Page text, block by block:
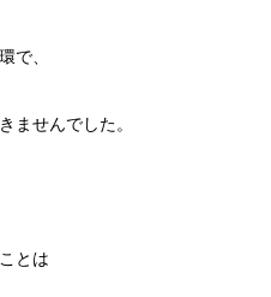
で、
ませんでした。
とは